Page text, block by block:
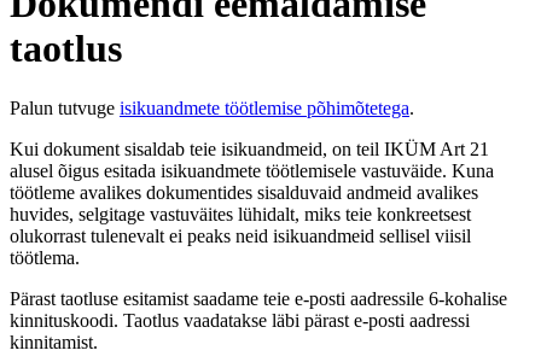
taotlus
Palun tutvuge isikuandmete töötlemise põhimõtetega.
Kui dokument sisaldab teie isikuandmeid, on teil IKÜM Art 21
alusel õigus esitada isikuandmete töötlemisele vastuväide. Kuna
töötleme avalikes dokumentides sisalduvaid andmeid avalikes
huvides, selgitage vastuväites lühidalt, miks teie konkreetsest
olukorrast tulenevalt ei peaks neid isikuandmeid sellisel viisil
töötlema.
Pärast taotluse esitamist saadame teie e-posti aadressile 6-kohalise
kinnituskoodi. Taotlus vaadatakse läbi pärast e-posti aadressi
kinnitamist.